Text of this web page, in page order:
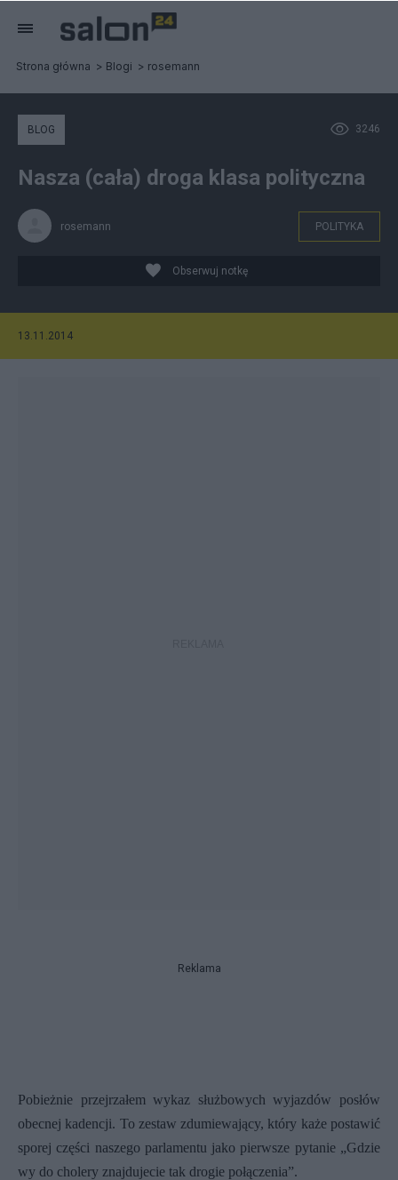
Strona główna Blogi rosemann
3246
BLOG
Nasza (cała) droga klasa polityczna
rosemann POLITYKA
Obserwuj notkę
13.11.2014
Reklama
Pobieżnie przejrzałem wykaz służbowych wyjazdów posłów
obecnej kadencji. To zestaw zdumiewający, który każe postawić
sporej części naszego parlamentu jako pierwsze pytanie „Gdzie
wy do cholery znajdujecie tak drogie połączenia”.